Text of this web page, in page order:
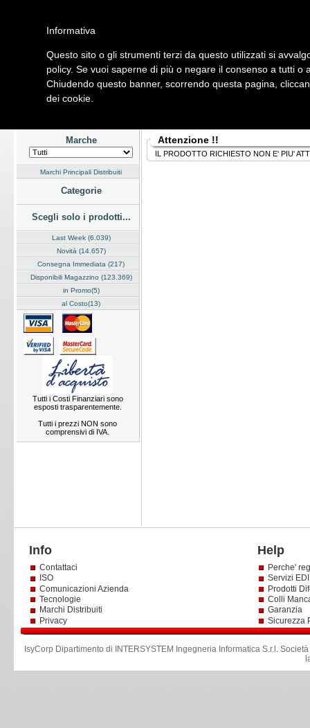
Home Listino Marchi Dati Cliente Servizi Company
Hardware Software Fotografia Telefonia Audio Video
Marche
Marchi Principali Distribuiti
Categorie
Scegli solo i prodotti...
Last Week (6.039)
Novità (14.657)
Consegna Immediata (217)
Disponibili Magazzino (123.369)
in Promo(5)
al Costo(13)
Tutti i Costi Finanziari sono
esposti trasparentemente.
Tutti i prezzi NON sono
comprensivi di IVA.
Attenzione !!
IL PRODOTTO RICHIESTO NON E' PIU'
Info Help
Contattaci
ISO
Comunicazioni Azienda
Tecnologie
Marchi Distribuiti
Privacy
Perche'
Servizi
Prodotti
Colli
Garanzia
Sicurezza
IsyCorp Dipartimento di INTERSYSTEM Ingegneria Informatica S.r.l .
Informativa
Questo sito o gli strumenti terzi da questo utilizzati si
policy. Se vuoi saperne di più o negare il consenso a tutti o
Chiudendo questo banner, scorrendo questa pagina,
dei cookie.